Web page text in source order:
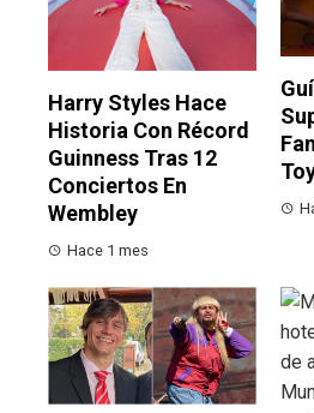
Harry Styles Hace
Historia Con Récord
Guinness Tras 12
Conciertos En
Wembley
Hace 1 mes